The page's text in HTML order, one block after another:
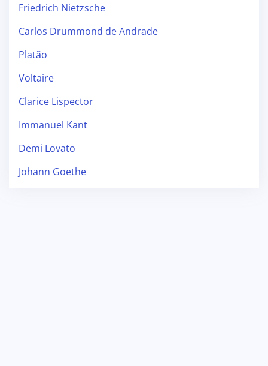
Friedrich Nietzsche
Carlos Drummond de Andrade
Platão
Voltaire
Clarice Lispector
Immanuel Kant
Demi Lovato
Johann Goethe